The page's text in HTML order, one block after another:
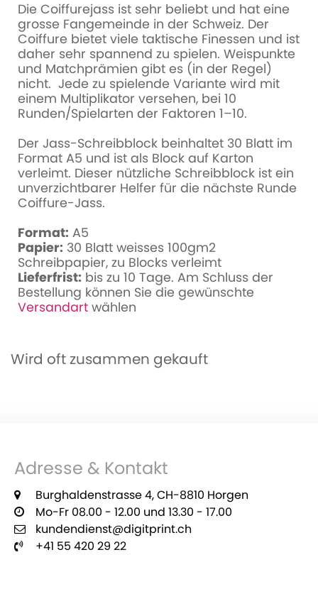
Die Coiffurejass ist sehr beliebt und hat eine
grosse Fangemeinde in der Schweiz. Der
Coiffure bietet viele taktische Finessen und ist
daher sehr spannend zu spielen. Weispunkte
und Matchprämien gibt es (in der Regel)
nicht. Jede zu spielende Variante wird mit
einem Multiplikator versehen, bei 10
Runden/Spielarten der Faktoren 1–10.
Der Jass-Schreibblock beinhaltet 30 Blatt im
Format A5 und ist als Block auf Karton
verleimt. Dieser nützliche Schreibblock ist ein
unverzichtbarer Helfer für die nächste Runde
Coiffure-Jass.
Format: A5
Papier: 30 Blatt weisses 100gm2
Schreibpapier, zu Blocks verleimt
Lieferfrist: bis zu 10 Tage. Am Schluss der
Bestellung können Sie die gewünschte
Versandart wählen
Wird oft zusammen gekauft
Adresse & Kontakt
Burghaldenstrasse 4, CH-8810 Horgen
Mo-Fr 08.00 - 12.00 und 13.30 - 17.00
kundendienst@digitprint.ch
+41 55 420 29 22